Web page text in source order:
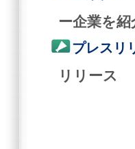
ー企業を紹
プレスリ
リリース